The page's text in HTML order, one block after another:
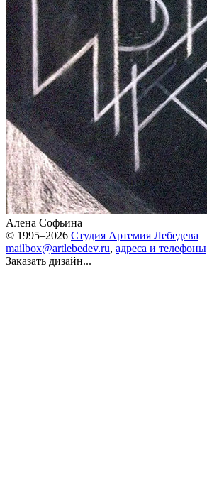
Алена Софьина
© 1995–2026 Студия Артемия Лебедева
mailbox@artlebedev.ru, адреса и телефоны
Заказать дизайн...